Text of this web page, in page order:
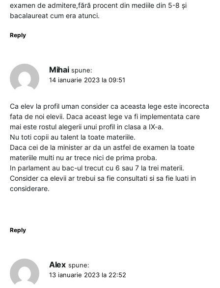
examen de admitere,fără procent din mediile din 5-8 și
bacalaureat cum era atunci.
Reply
Mihai spune:
14 ianuarie 2023 la 09:51
Ca elev la profil uman consider ca aceasta lege este incorecta
fata de noi elevii. Daca aceast lege va fi implementata care
mai este rostul alegerii unui profil in clasa a IX-a.
Nu toti copii au talent la toate materiile.
Daca cei de la minister ar da un astfel de examen la toate
materiile multi nu ar trece nici de prima proba.
In parlament au bac-ul trecut cu 6 sau 7 la trei materii.
Consider ca elevii ar trebui sa fie consultati si sa fie luati in
considerare.
Reply
Alex spune:
13 ianuarie 2023 la 22:52